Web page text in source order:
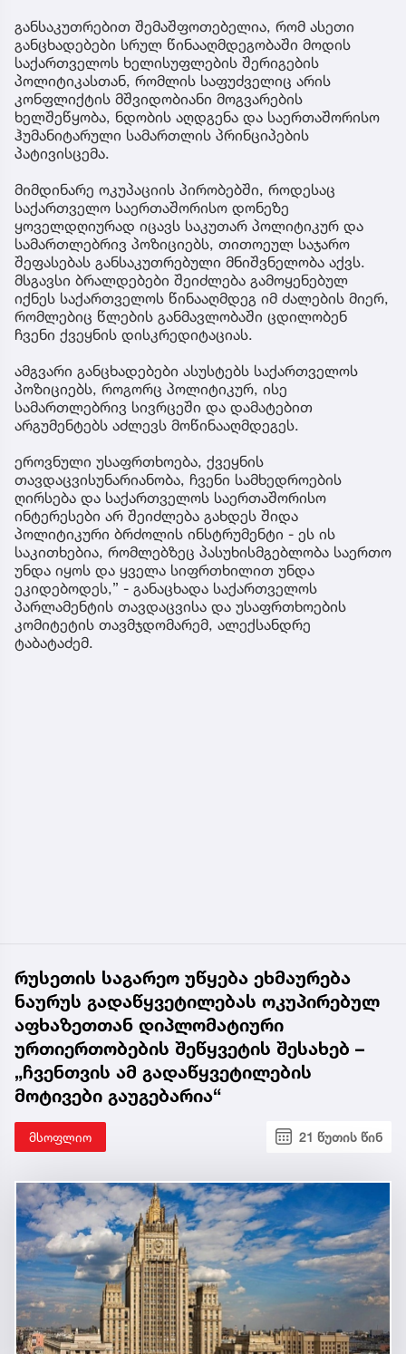
განსაკუთრებით შემაშფოთებელია, რომ ასეთი
განცხადებები სრულ წინააღმდეგობაში მოდის
საქართველოს ხელისუფლების შერიგების
პოლიტიკასთან, რომლის საფუძველიც არის
კონფლიქტის მშვიდობიანი მოგვარების
ხელშეწყობა, ნდობის აღდგენა და საერთაშორისო
ჰუმანიტარული სამართლის პრინციპების
პატივისცემა.
მიმდინარე ოკუპაციის პირობებში, როდესაც
საქართველო საერთაშორისო დონეზე
ყოველდღიურად იცავს საკუთარ პოლიტიკურ და
სამართლებრივ პოზიციებს, თითოეულ საჯარო
შეფასებას განსაკუთრებული მნიშვნელობა აქვს.
მსგავსი ბრალდებები შეიძლება გამოყენებულ
იქნეს საქართველოს წინააღმდეგ იმ ძალების მიერ,
რომლებიც წლების განმავლობაში ცდილობენ
ჩვენი ქვეყნის დისკრედიტაციას.
ამგვარი განცხადებები ასუსტებს საქართველოს
პოზიციებს, როგორც პოლიტიკურ, ისე
სამართლებრივ სივრცეში და დამატებით
არგუმენტებს აძლევს მოწინააღმდეგეს.
ეროვნული უსაფრთხოება, ქვეყნის
თავდაცვისუნარიანობა, ჩვენი სამხედროების
ღირსება და საქართველოს საერთაშორისო
ინტერესები არ შეიძლება გახდეს შიდა
პოლიტიკური ბრძოლის ინსტრუმენტი - ეს ის
საკითხებია, რომლებზეც პასუხისმგებლობა საერთო
უნდა იყოს და ყველა სიფრთხილით უნდა
ეკიდებოდეს,” - განაცხადა საქართველოს
პარლამენტის თავდაცვისა და უსაფრთხოების
კომიტეტის თავმჯდომარემ, ალექსანდრე
ტაბატაძემ.
რუსეთის საგარეო უწყება ეხმაურება
ნაურუს გადაწყვეტილებას ოკუპირებულ
აფხაზეთთან დიპლომატიური
ურთიერთობების შეწყვეტის შესახებ –
„ჩვენთვის ამ გადაწყვეტილების
მოტივები გაუგებარია“
მსოფლიო 21 წუთის წინ